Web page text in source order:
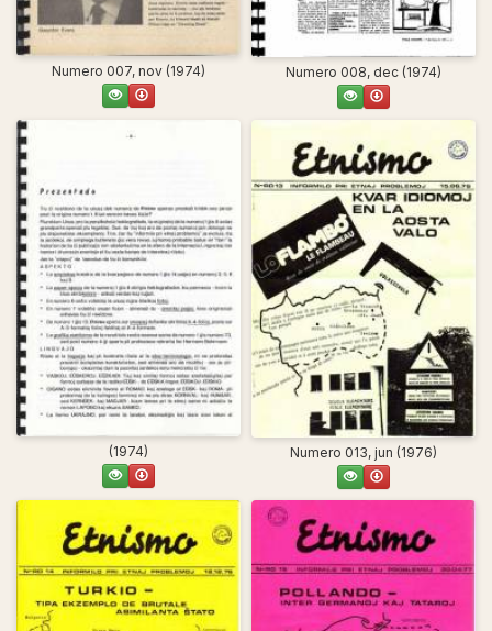
Numero 007, nov (1974) Numero 008, dec (1974)
(1974) Numero 013, jun (1976)